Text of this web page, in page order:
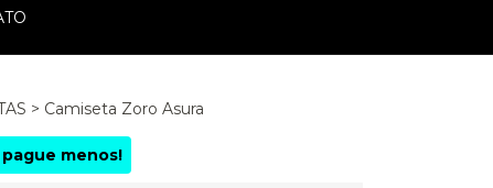
> Camiseta Zoro Asura
menos!